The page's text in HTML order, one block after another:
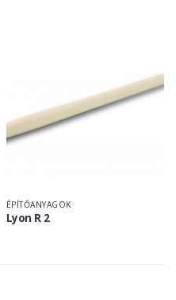
ÉPÍTŐANYAGOK
Lyon R 2